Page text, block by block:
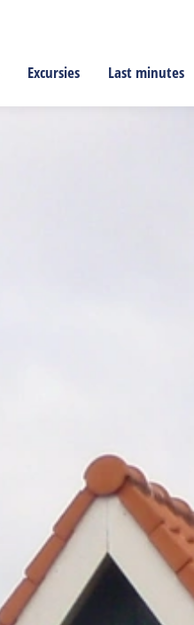
Excursies Last minutes